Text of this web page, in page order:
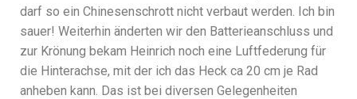
darf so ein Chinesenschrott nicht verbaut werden. Ich bin
sauer! Weiterhin änderten wir den Batterieanschluss und
zur Krönung bekam Heinrich noch eine Luftfederung für
die Hinterachse, mit der ich das Heck ca 20 cm je Rad
anheben kann. Das ist bei diversen Gelegenheiten